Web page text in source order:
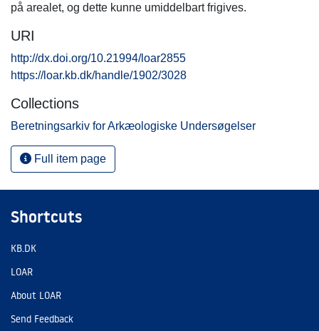
på arealet, og dette kunne umiddelbart frigives.
URI
http://dx.doi.org/10.21994/loar2855
https://loar.kb.dk/handle/1902/3028
Collections
Beretningsarkiv for Arkæologiske Undersøgelser
Full item page
Shortcuts
KB.DK
LOAR
About LOAR
Send Feedback